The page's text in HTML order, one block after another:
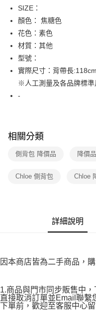
相關說明
【關於「AFTEE先享後付」】
AFTEE先享後付是「在收到商
便利好安心！
１．簡單：不需註冊會員、不
３．安心：先確認商品／服務後
【「AFTEE先享後付」結帳流程
１．於結帳方式選擇「AFTEE
結帳頁面，進行簡訊認證並確
※ 請注意：結帳手續完成當下
購買商品的店家。未經商家同
後付繳納相關費用。
客戶支援中心」 https://
權轉讓予恩沛科技股份有限公司
２．關於個人資料處理事宜，
「AFTEE先享後付」，若未經
任。
時審查核予不同之上限額度；
請求用戶進行身份認證。
５．嚴禁一人註冊多個帳號或
運送方式
全家取貨付款
免運費
付款後7-11取貨
免運費
宅配
SIZE：
顏色： 焦糖色
花色：素色
材質：其他
型號：
實際尺寸：背帶長
※人工測量及各品牌標
-
相關分類
側背包 降價品 降價
Chloe 側背包 Chloe
詳細說明
因本商店皆為二手商品，
1.商品與門市同步販售中
直接取消訂單並Email聯繫
下單前，歡迎至客服中心留